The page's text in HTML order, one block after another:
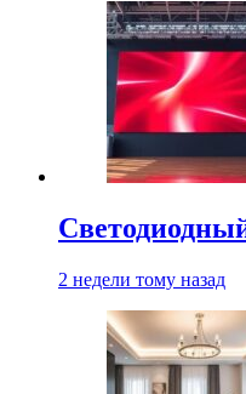
2 недели тому назад